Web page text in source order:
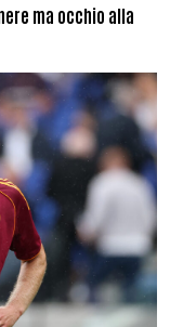
ma occhio alla